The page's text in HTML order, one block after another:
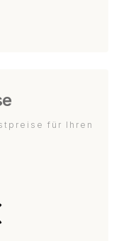
für Ihren